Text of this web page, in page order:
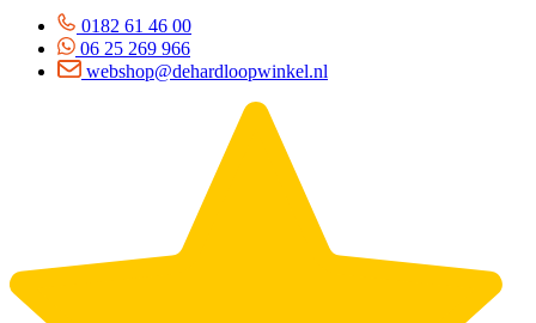
0182 61 46 00
06 25 269 966
webshop@dehardloopwinkel.nl